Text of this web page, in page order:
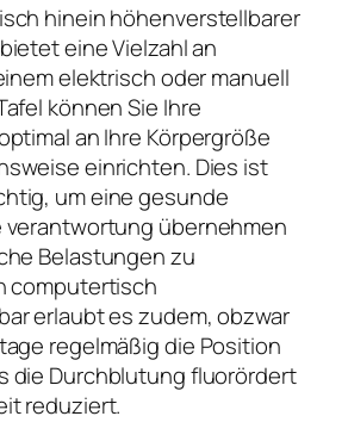
hinein höhenverstellbarer
eine Vielzahl an
elektrisch oder manuell
können Sie Ihre
an Ihre Körpergröße
einrichten. Dies ist
um eine gesunde
verantwortung übernehmen
Belastungen zu
computertisch
erlaubt es zudem, obzwar
regelmäßig die Position
die Durchblutung fluorördert
reduziert.